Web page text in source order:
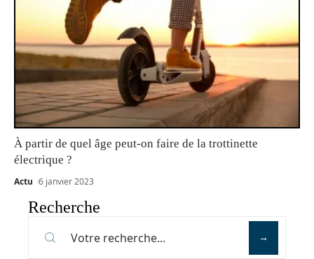
À partir de quel âge peut-on faire de la trottinette
électrique ?
Actu 6 janvier 2023
Recherche